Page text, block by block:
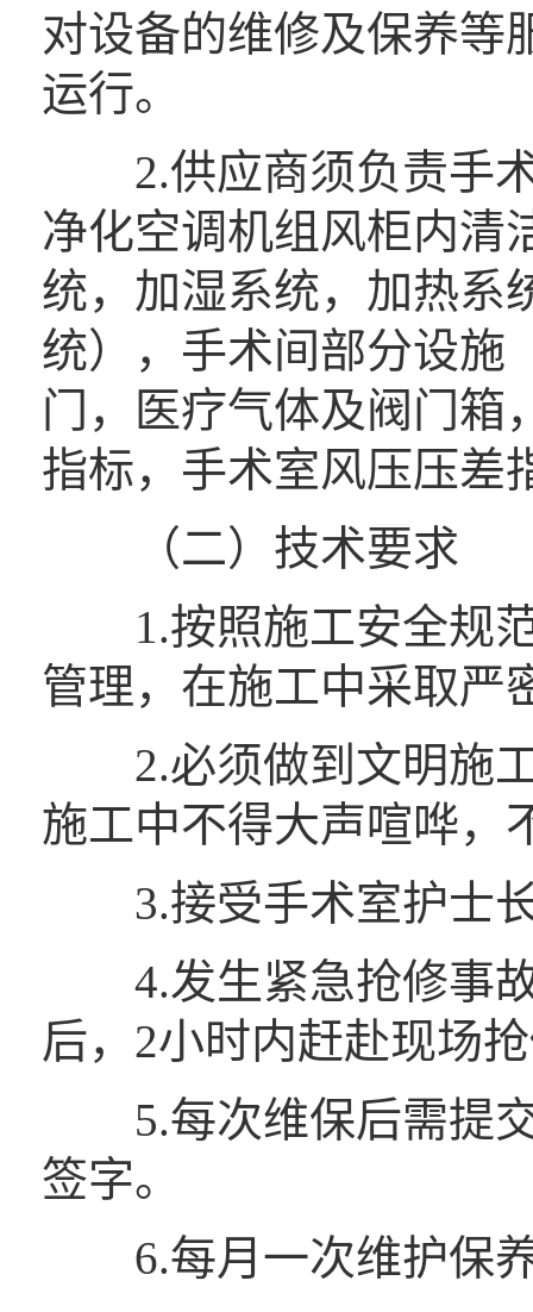
对设备的维修及保养等
运行。
2.供应商须负责手术
净化空调机组风柜内清
统，加湿系统，加热系
统），手术间部分设施
门，医疗气体及阀门箱
指标，手术室风压压差
（二）技术要求
1.按照施工安全规范
管理，在施工中采取严
2.必须做到文明施工
施工中不得大声喧哗，
3.接受手术室护士长
4.发生紧急抢修事故
后，2小时内赶赴现场
5.每次维保后需提交
签字。
6.每月一次维护保养